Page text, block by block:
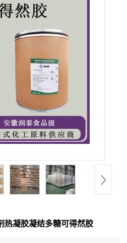
热凝胶凝结多糖可得然胶